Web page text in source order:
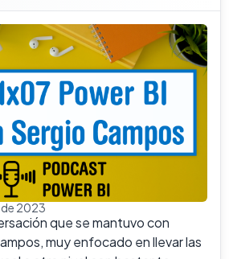
de 2023
que se mantuvo con
muy enfocado en llevar las